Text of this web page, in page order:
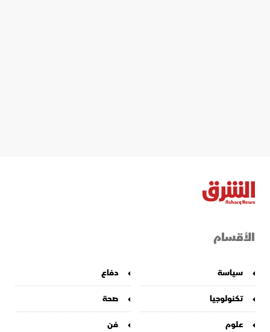
الأقسام
سياسة
دفاع
تكنولوجيا
صحة
علوم
فن